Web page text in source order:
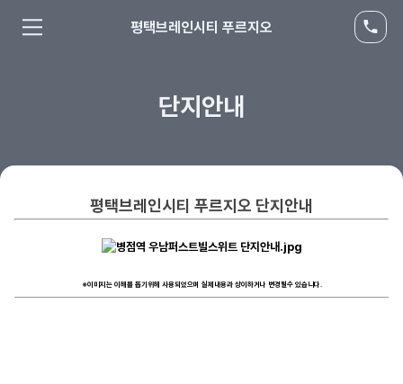
평택브레인시티 푸르지오
단지안내
평택브레인시티 푸르지오 단지안내
※이미지는 이해를 돕기위해 사용되었으며 실제내용과 상이하거나 변경될수 있습니다.